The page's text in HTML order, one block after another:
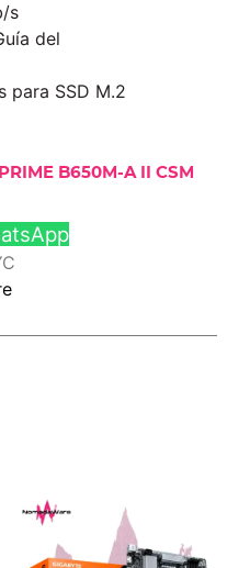
s
del
para SSD M.2
B650M-A II CSM